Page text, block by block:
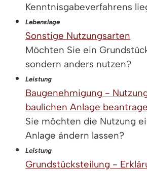
Kenntnisgabeverfahrens
Lebenslage
Sonstige Nutzungsarten
Möchten Sie ein
sondern anders nutzen?
Leistung
Baugenehmigung -
baulichen Anlage
Sie möchten die Nutzung
Anlage ändern lassen?
Leistung
Grundstücksteilung -